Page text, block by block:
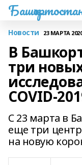
Новости 23 МАРТА
В
три
COVID-
С 23 марта в
еще три
на новую